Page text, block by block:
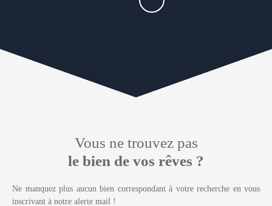
Vous ne trouvez pas
le bien de vos rêves ?
Ne manquez plus aucun bien correspondant à votre recherche en vous
inscrivant à notre alerte mail !